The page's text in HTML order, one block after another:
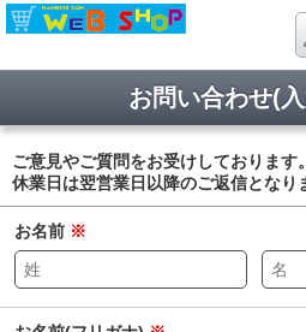
お問い合わせ(
ご意見やご質問をお受けしております。
休業日は翌営業日以降のご返信となり
お名前 ※